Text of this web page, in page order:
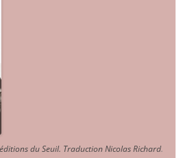
du Seuil. Traduction Nicolas Richard.